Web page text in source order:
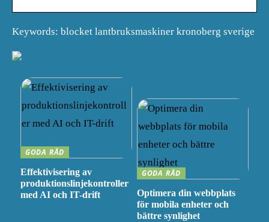
Keywords: blocket lantbruksmaskiner kronoberg sverige
GODA RÅD
Effektivisering av
produktionslinjekontroller
med AI och IT-drift
GODA RÅD
Optimera din webbplats
för mobila enheter och
bättre synlighet